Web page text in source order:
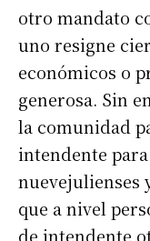
otro mandato
uno resigne
económicos o
generosa. Sin
la comunidad
intendente
nuevejulienses
que a nivel
de intendente